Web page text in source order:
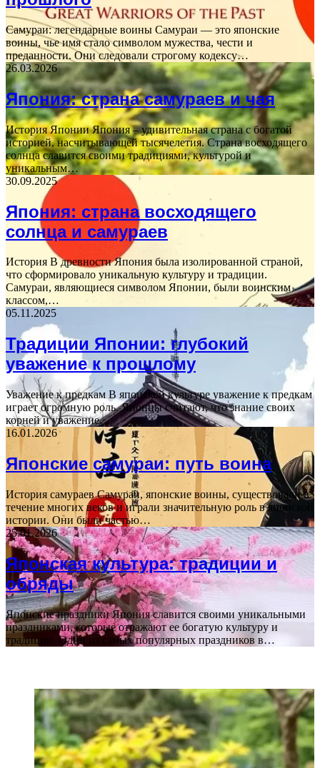
Самураи: легендарные воины Самураи — это японские
воины, чье имя стало символом мужества, чести и
преданности. Они следовали строгому кодексу…
26.03.2026
Япония: страна самураев и чая
История Японии Япония – удивительная страна с богатой
историей, насчитывающей тысячелетия. Страна восходящего
солнца славится своими традициями, культурой и
уникальным…
30.09.2025
Япония: страна восходящего
солнца и самураев
История В древности Япония была изолированной страной,
что сформировало уникальную культуру и традиции.
Самураи, являющиеся символом Японии, были воинским
классом,…
05.11.2025
Традиции Японии: глубокий
уважение к прошлому
Уважение к предкам В японской культуре уважение к предкам
играет огромную роль. Японцы считают, что знание своих
корней и уважение…
16.01.2026
Японские самураи: путь воина
История самураев Самураи, японские воины, существовали в
течение многих веков и играли значительную роль в японской
истории. Они были частью…
25.01.2026
Японская культура: традиции и
обряды
Японские праздники Япония славится своими уникальными
праздниками, которые отражают ее богатую культуру и
традиции. Один из самых популярных праздников в…